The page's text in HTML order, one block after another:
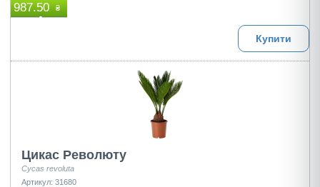
987.50 ₴
Купити
Цикас Революту
Cycas revoluta
Артикул: 31680